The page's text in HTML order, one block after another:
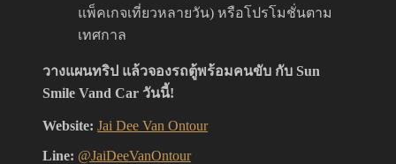
แพ็คเกจเที่ยวหลายวัน) หรือโปรโมชั่นตาม
เทศกาล
วางแผนทริป แล้วจองรถตู้พร้อมคนขับ กับ Sun
Smile Vand Car วันนี้!
Website: Jai Dee Van Ontour
Line: @JaiDeeVanOntour